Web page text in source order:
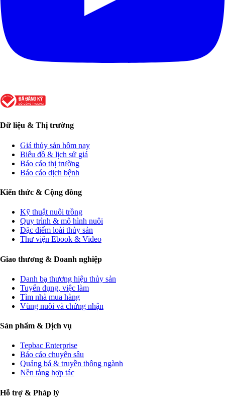
Dữ liệu & Thị trường
Giá thủy sản hôm nay
Biểu đồ & lịch sử giá
Báo cáo thị trường
Báo cáo dịch bệnh
Kiến thức & Cộng đồng
Kỹ thuật nuôi trồng
Quy trình & mô hình nuôi
Đặc điểm loài thủy sản
Thư viện Ebook & Video
Giao thương & Doanh nghiệp
Danh bạ thương hiệu thủy sản
Tuyển dụng, việc làm
Tìm nhà mua hàng
Vùng nuôi và chứng nhận
Sản phẩm & Dịch vụ
Tepbac Enterprise
Báo cáo chuyên sâu
Quảng bá & truyền thông ngành
Nền tảng hợp tác
Hỗ trợ & Pháp lý